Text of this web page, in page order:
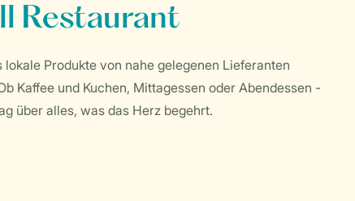
Restaurant
Produkte von nahe gelegenen Lieferanten
Kaffee und Kuchen, Mittagessen oder Abendessen -
über alles, was das Herz begehrt.